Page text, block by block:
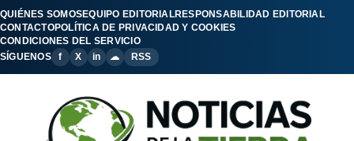
QUIÉNES SOMOSEQUIPO EDITORIALRESPONSABILIDAD EDITORIAL
CONTACTOPOLÍTICA DE PRIVACIDAD Y COOKIES
CONDICIONES DEL SERVICIO
SÍGUENOS
f X in ☁ RSS